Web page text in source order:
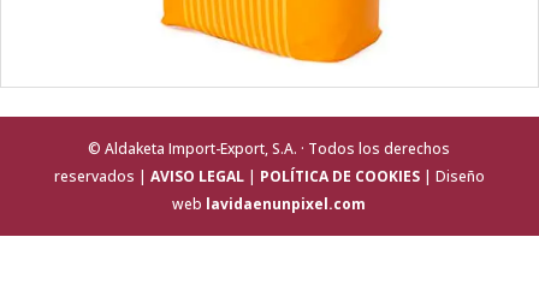
© Aldaketa Import-Export, S.A. · Todos los derechos
reservados | AVISO LEGAL| POLÍTICA DE COOKIES| Diseño
web lavidaenunpixel.com